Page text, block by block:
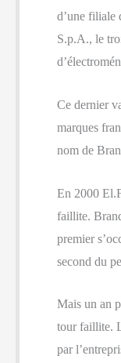
d’une filiale
S.p.A., le
Ce dernier
marques
nom de
En 2000
faillite.
premier
second du
Mais un an
tour faillite.
par